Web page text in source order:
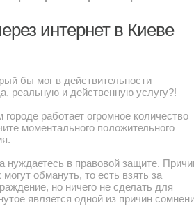
интернет в Киеве
бы мог в действительности
реальную и действенную услугу?!
работает огромное количество
моментального положительного
в правовой защите.
обмануть, то есть взять за
но ничего не сделать для
является одной из причин